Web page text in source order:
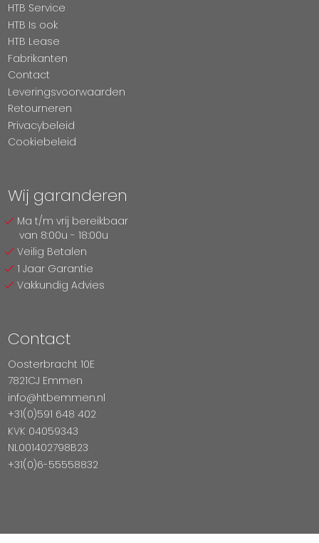
HTB Service
HTB Is ook
HTB Lease
Fabrikanten
Contact
Leveringsvoorwaarden
Retourneren
Privacybeleid
Cookiebeleid
Wij garanderen
Ma t/m vrij bereikbaar
van 8:00u - 18:00u
Veilig Betalen
1 Jaar Garantie
Vakkundig Advies
Contact
Oosterbracht 10E
7821CJ Emmen
info@htbemmen.nl
+31(0)591 648 402
KVK 04059343
NL001402798B23
+31(0)6-55558832